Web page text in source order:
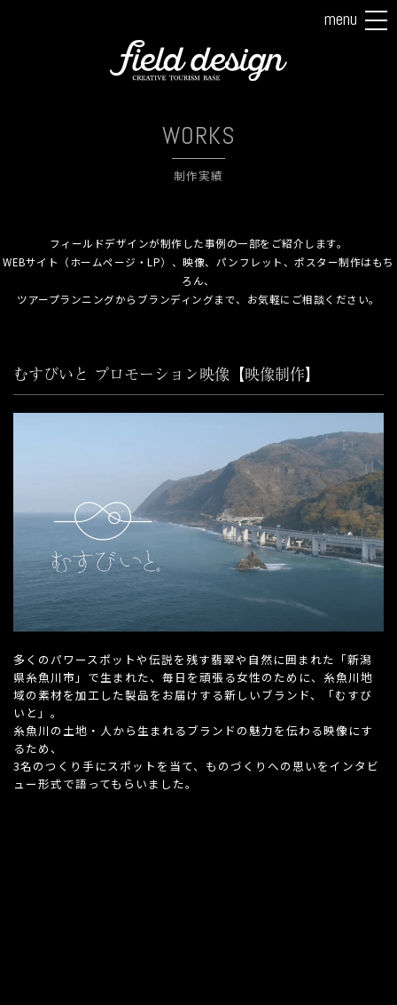
menu
WORKS
制作実績
フィールドデザインが制作した事例の一部をご紹介します。
WEBサイト（ホームページ・LP）、映像、パンフレット、ポスター制作はもち
ろん、
ツアープランニングからブランディングまで、お気軽にご相談ください。
むすびいと プロモーション映像【映像制作】
多くのパワースポットや伝説を残す翡翠や自然に囲まれた「新潟
県糸魚川市」で生まれた、毎日を頑張る女性のために、糸魚川地
域の素材を加工した製品をお届けする新しいブランド、「むすび
いと」。
糸魚川の土地・人から生まれるブランドの魅力を伝わる映像にす
るため、
3名のつくり手にスポットを当て、ものづくりへの思いをインタビ
ュー形式で語ってもらいました。